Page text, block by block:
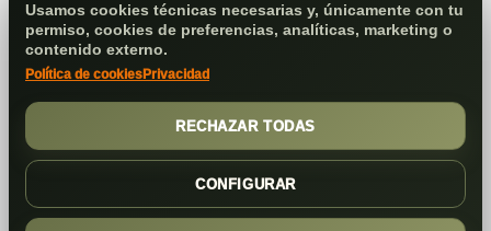
Usamos cookies técnicas necesarias y, únicamente con tu
permiso, cookies de preferencias, analíticas, marketing o
contenido externo.
Política de cookies Privacidad
RECHAZAR TODAS
CONFIGURAR
PROTECCIÓN DE DATOS
COOKIES+PRIVACIDAD
FORMAS DE PAGO